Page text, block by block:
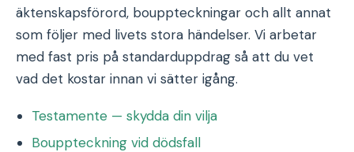
äktenskapsförord, bouppteckningar och allt annat
som följer med livets stora händelser. Vi arbetar
med fast pris på standarduppdrag så att du vet
vad det kostar innan vi sätter igång.
Testamente — skydda din vilja
Bouppteckning vid dödsfall